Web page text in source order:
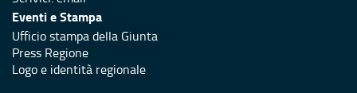
Eventi e Stampa
Ufficio stampa della Giunta
Press Regione
Logo e identità regionale